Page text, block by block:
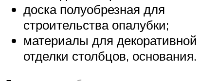
доска полуобрезная для
строительства опалубки;
материалы для декоративной
отделки столбцов, основания.